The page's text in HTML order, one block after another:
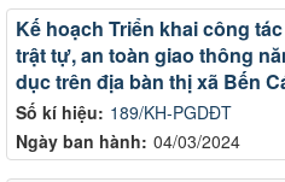
Số kí hiệu: 189/KH-PGDĐT
Ngày ban hành: 04/03/2024
Kế hoạch Triển khai công
trật tự, an toàn giao thông
dục trên địa bàn thị xã Bến